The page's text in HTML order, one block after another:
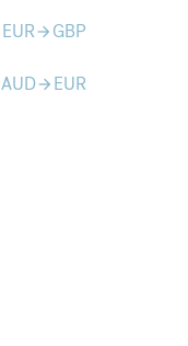
EURarrow_forward GBP
AUDarrow_forward EUR